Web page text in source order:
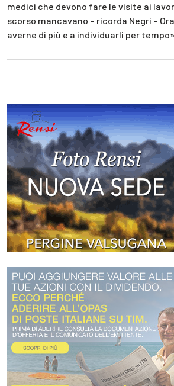
medici che devono fare le visite ai
scorso mancavano – ricorda Negri –
averne di più e a individuarli per